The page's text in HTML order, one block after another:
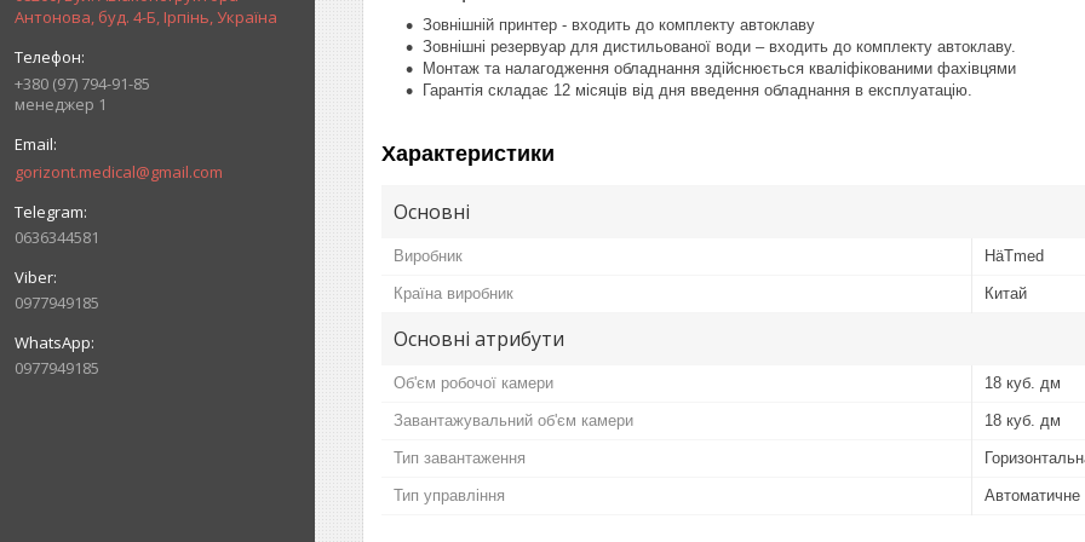
Антонова, буд. 4-Б, Ірпінь, Україна
+380 (97) 794-91-85
менеджер 1
gorizont.medical@gmail.com
0636344581
0977949185
0977949185
Зовнішній принтер - входить до комплекту автоклаву
Зовнішні резервуар для дистильованої води – входить до комплекту автоклаву.
Монтаж та налагодження обладнання здійснюється кваліфікованими фахівцями
Гарантія складає 12 місяців від дня введення обладнання в експлуатацію.
Характеристики
Основні
Виробник HäTmed
Країна виробник Китай
Основні атрибути
Об'єм робочої камери 18 куб. дм
Завантажувальний об'єм камери 18 куб. дм
Тип завантаження
Тип управління Автоматичне